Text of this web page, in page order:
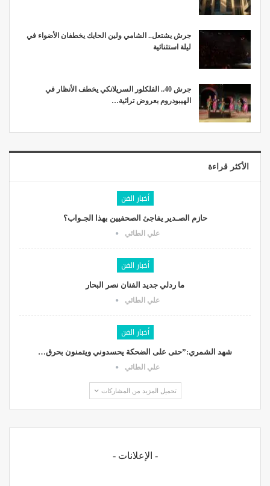
جرش يشتعل.. الشامي ولين الحايك يخطفان الأضواء في
ليلة استثنائية
جرش 40.. الفلكلور السريلانكي يخطف الأنظار في
الهيبودروم بعروض تراثية…
الأكثر قراءة
أخبار الفن
حازم الصـدير يفاجئ الصحفيين بهذا الجـواب؟
علي الطائي
أخبار الفن
ما ردلي جديد الفنان نصر البحار
علي الطائي
أخبار الفن
شهد الشمري:”حتى على الضحكة يحسدوني ويتمنون بحرق…
علي الطائي
تحميل المزيد من المشاركات
- الإعلانات -